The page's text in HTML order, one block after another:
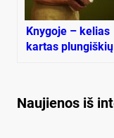
Knygoje – kelias
kartas plungiškių
Naujienos iš